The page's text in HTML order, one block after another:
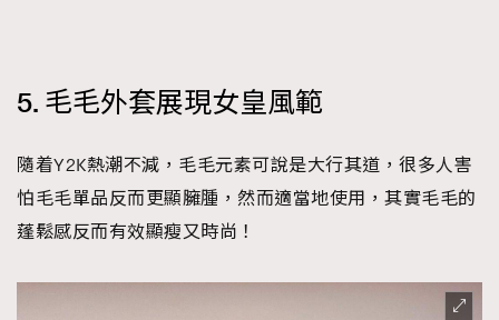
5. 毛毛外套展現女皇風範
隨着Y2K熱潮不減，毛毛元素可說是大行其道，很多人害
怕毛毛單品反而更顯臃腫，然而適當地使用，其實毛毛的
蓬鬆感反而有效顯瘦又時尚！